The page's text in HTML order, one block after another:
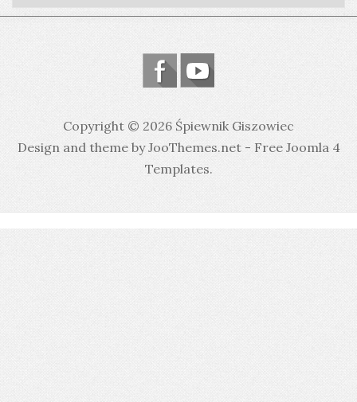
Copyright © 2026 Śpiewnik Giszowiec
Design and theme by JooThemes.net - Free Joomla 4
Templates.